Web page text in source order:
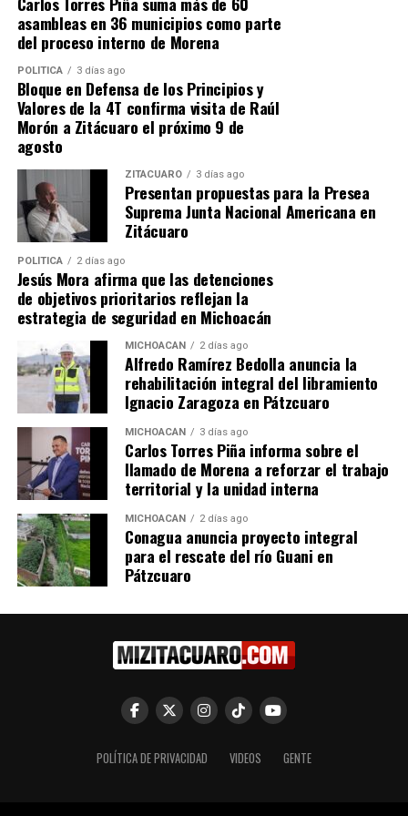
Me gusta esto:
RELATED TOPICS:
UP NEXT
SSM atiende salud mental de estudiantes en Apatzingán
DON'T MISS
SSM llevará servicios de salud a población de Aquila
asambleas en 36 municipios como parte
del proceso interno de Morena
POLÍTICA 3 días ago
Bloque en Defensa de los Principios y
Valores de la 4T confirma visita de Raúl
Morón a Zitácuaro el próximo 9 de
agosto
ZITÁCUARO 3 días ago
Presentan propuestas para la Presea
Suprema Junta Nacional Americana en
Zitácuaro
POLÍTICA 2 días ago
Jesús Mora afirma que las detenciones
de objetivos prioritarios reflejan la
estrategia de seguridad en Michoacán
MICHOACÁN 2 días ago
Alfredo Ramírez Bedolla anuncia la
rehabilitación integral del libramiento
Ignacio Zaragoza en Pátzcuaro
MICHOACÁN 3 días ago
Carlos Torres Piña informa sobre el
llamado de Morena a reforzar el trabajo
territorial y la unidad interna
MICHOACÁN 2 días ago
Conagua anuncia proyecto integral
para el rescate del río Guani en
Pátzcuaro
POLÍTICA DE PRIVACIDAD VIDEOS GENTE